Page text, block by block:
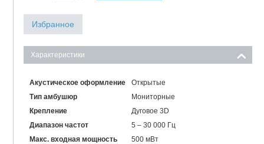
Избранное
Характеристики
Акустическое оформление
Открытые
Тип амбушюр
Мониторные
Крепление
Дуговое 3D
Диапазон частот
5 – 30 000 Гц
Макс. входная мощность
500 мВт